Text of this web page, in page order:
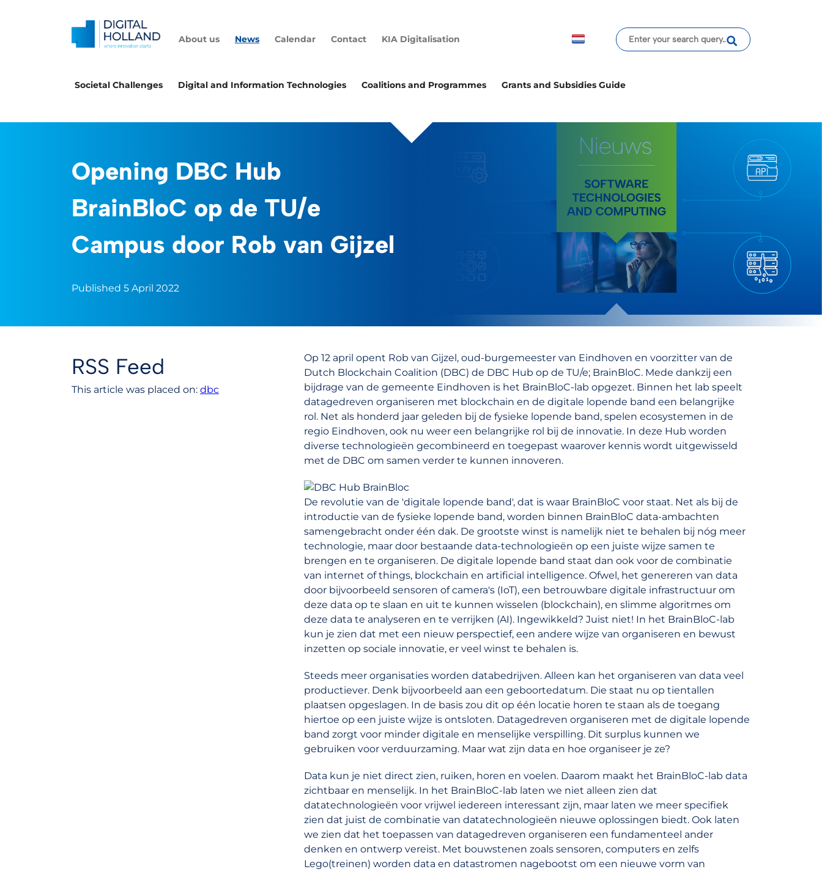
About us News Calendar Contact KIA Digitalisation
Societal Challenges Digital and Information Technologies Coalitions and Programmes Grants and Subsidies Guide
Opening DBC Hub
BrainBloC op de TU/e
Campus door Rob van Gijzel
Published 5 April 2022
RSS Feed
This article was placed on: dbc
Op 12 april opent Rob van Gijzel, oud-burgemeester van Eindhoven en voorzitter van de
Dutch Blockchain Coalition (DBC) de DBC Hub op de TU/e; BrainBloC. Mede dankzij een
bijdrage van de gemeente Eindhoven is het BrainBloC-lab opgezet. Binnen het lab speelt
datagedreven organiseren met blockchain en de digitale lopende band een belangrijke
rol. Net als honderd jaar geleden bij de fysieke lopende band, spelen ecosystemen in de
regio Eindhoven, ook nu weer een belangrijke rol bij de innovatie. In deze Hub worden
diverse technologieën gecombineerd en toegepast waarover kennis wordt uitgewisseld
met de DBC om samen verder te kunnen innoveren.
De revolutie van de 'digitale lopende band', dat is waar BrainBloC voor staat. Net als bij de
introductie van de fysieke lopende band, worden binnen BrainBloC data-ambachten
samengebracht onder één dak. De grootste winst is namelijk niet te behalen bij nóg meer
technologie, maar door bestaande data-technologieën op een juiste wijze samen te
brengen en te organiseren. De digitale lopende band staat dan ook voor de combinatie
van internet of things, blockchain en artificial intelligence. Ofwel, het genereren van data
door bijvoorbeeld sensoren of camera's (IoT), een betrouwbare digitale infrastructuur om
deze data op te slaan en uit te kunnen wisselen (blockchain), en slimme algoritmes om
deze data te analyseren en te verrijken (AI). Ingewikkeld? Juist niet! In het BrainBloC-lab
kun je zien dat met een nieuw perspectief, een andere wijze van organiseren en bewust
inzetten op sociale innovatie, er veel winst te behalen is.
Steeds meer organisaties worden databedrijven. Alleen kan het organiseren van data veel
productiever. Denk bijvoorbeeld aan een geboortedatum. Die staat nu op tientallen
plaatsen opgeslagen. In de basis zou dit op één locatie horen te staan als de toegang
hiertoe op een juiste wijze is ontsloten. Datagedreven organiseren met de digitale lopende
band zorgt voor minder digitale en menselijke verspilling. Dit surplus kunnen we
gebruiken voor verduurzaming. Maar wat zijn data en hoe organiseer je ze?
Data kun je niet direct zien, ruiken, horen en voelen. Daarom maakt het BrainBloC-lab data
zichtbaar en menselijk. In het BrainBloC-lab laten we niet alleen zien dat
datatechnologieën voor vrijwel iedereen interessant zijn, maar laten we meer specifiek
zien dat juist de combinatie van datatechnologieën nieuwe oplossingen biedt. Ook laten
we zien dat het toepassen van datagedreven organiseren een fundamenteel ander
denken en ontwerp vereist. Met bouwstenen zoals sensoren, computers en zelfs
Lego(treinen) worden data en datastromen nagebootst om een nieuwe vorm van